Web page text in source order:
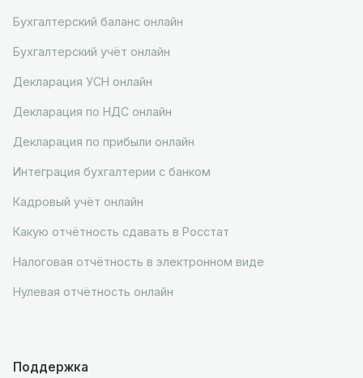
Бухгалтерский баланс онлайн
Бухгалтерский учёт онлайн
Декларация УСН онлайн
Декларация по НДС онлайн
Декларация по прибыли онлайн
Интеграция бухгалтерии с банком
Кадровый учёт онлайн
Какую отчётность сдавать в Росстат
Налоговая отчётность в электронном виде
Нулевая отчётность онлайн
Поддержка